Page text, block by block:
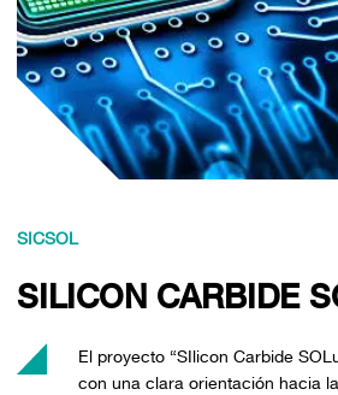
SICSOL
SILICON CARBIDE
El proyecto “SIlicon Carbide
con una clara orientación hacia